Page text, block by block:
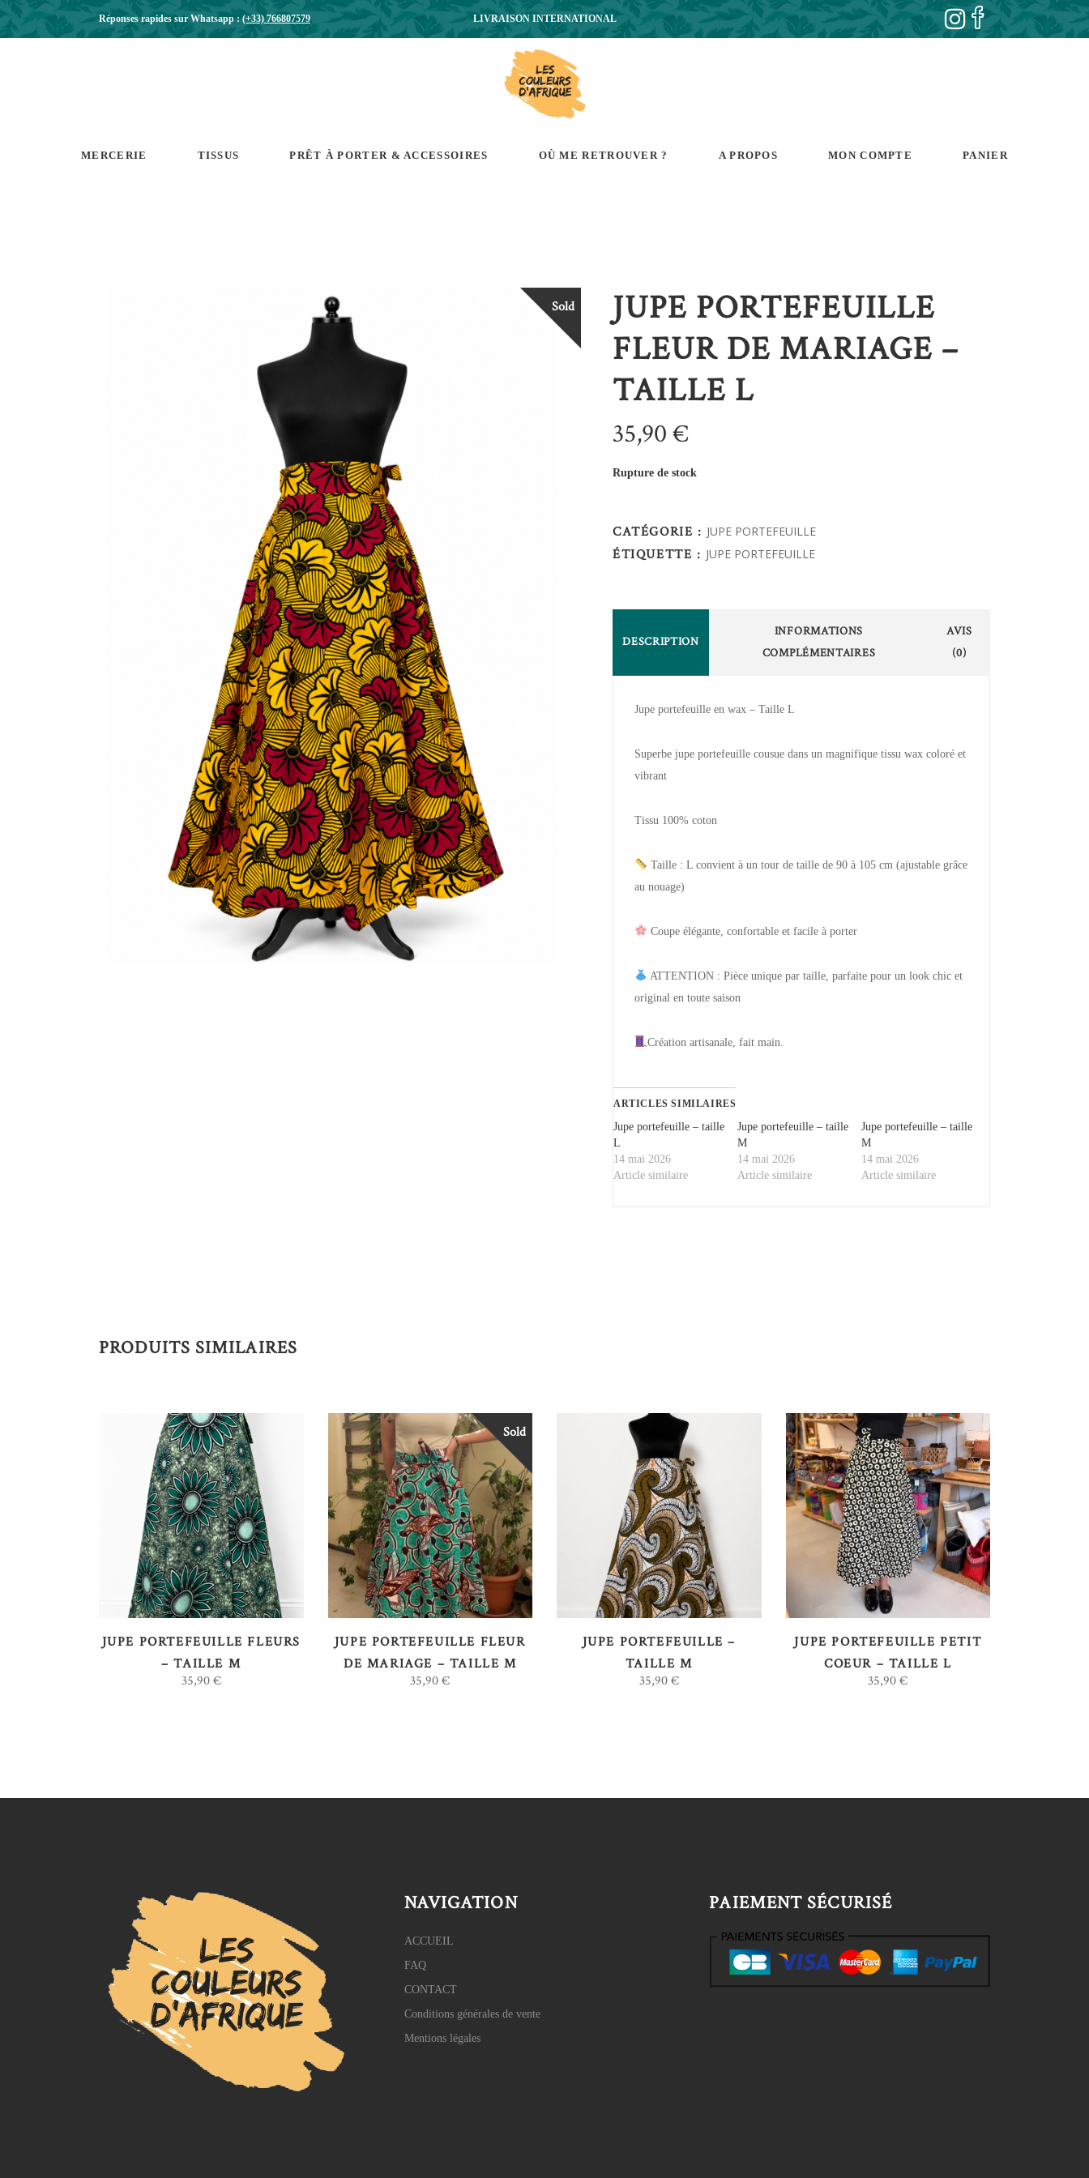
Réponses rapides sur Whatsapp :(+33) 766807579 LIVRAISON INTERNATIONAL
MERCERIE TISSUS PRÊT À PORTER & ACCESSOIRES OÙ ME RETROUVER ? A PROPOS MON COMPTE PANIER
Sold
JUPE PORTEFEUILLE
FLEUR DE MARIAGE –
TAILLE L
35,90€
Rupture de stock
CATÉGORIE : JUPE PORTEFEUILLE
ÉTIQUETTE : JUPE PORTEFEUILLE
DESCRIPTION
INFORMATIONS
COMPLÉMENTAIRES
AVIS
(0)
Jupe portefeuille en wax – Taille L
Superbe jupe portefeuille cousue dans un magnifique tissu wax coloré et
vibrant
Tissu 100% coton
Taille : L convient à un tour de taille de 90 à 105 cm (ajustable grâce
au nouage)
Coupe élégante, confortable et facile à porter
ATTENTION : Pièce unique par taille, parfaite pour un look chic et
original en toute saison
Création artisanale, fait main.
ARTICLES SIMILAIRES
Jupe portefeuille – taille
L
14 mai 2026
Article similaire
Jupe portefeuille – taille
M
14 mai 2026
Article similaire
Jupe portefeuille – taille
M
14 mai 2026
Article similaire
PRODUITS SIMILAIRES
AJOUTER AU PANIER
JUPE PORTEFEUILLE FLEURS
– TAILLE M
35,90€
Sold
LIRE LA SUITE
JUPE PORTEFEUILLE FLEUR
DE MARIAGE – TAILLE M
35,90€
AJOUTER AU PANIER
JUPE PORTEFEUILLE –
TAILLE M
35,90€
AJOUTER AU PANIER
JUPE PORTEFEUILLE PETIT
COEUR – TAILLE L
35,90€
NAVIGATION
ACCUEIL
FAQ
CONTACT
Conditions générales de vente
Mentions légales
PAIEMENT SÉCURISÉ